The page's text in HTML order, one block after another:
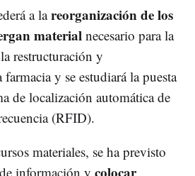
a lareorganización de los
material necesario para la
restructuración y
y se estudiará la puesta
de localización automática de
(RFID).
materiales, se ha previsto
información y